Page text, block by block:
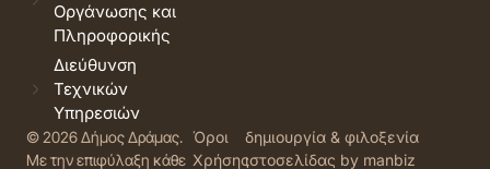
Οργάνωσης και
Πληροφορικής
Διεύθυνση
Τεχνικών
Υπηρεσιών
© 2026 Δήμος Δράμας.
Με την επιφύλαξη κάθε
Όροι
Χρήσης
δημιουργία & φιλοξενία
ιστοσελίδας by manbiz